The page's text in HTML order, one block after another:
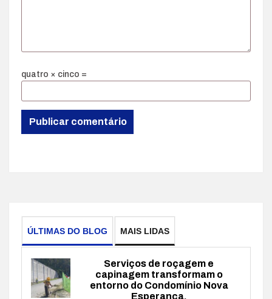
quatro × cinco =
ÚLTIMAS DO BLOG MAIS LIDAS
Serviços de roçagem e
capinagem transformam o
entorno do Condomínio Nova
Esperança.